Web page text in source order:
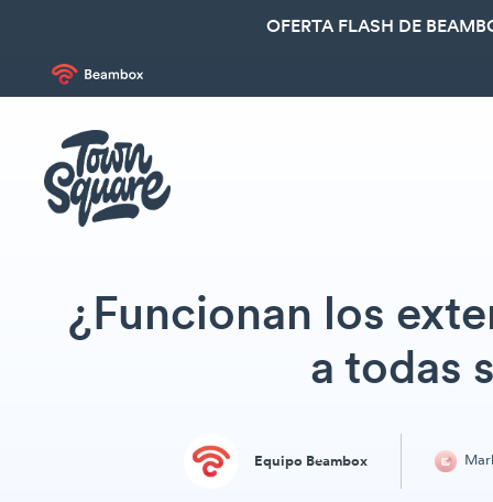
OFERTA FLASH DE
¿Funcionan los
a todas
Equipo Beambox